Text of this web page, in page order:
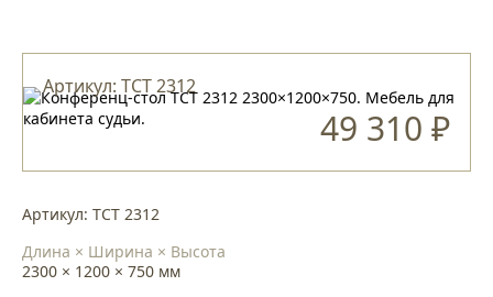
Артикул: ТСТ 2312
49 310 ₽
Артикул: ТСТ 2312
Длина × Ширина × Высота
2300 × 1200 × 750 мм